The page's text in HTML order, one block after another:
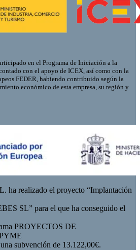
en el Programa de Iniciación a la
con el apoyo de ICEX, así como con la
FEDER, habiendo contribuido según la
económico de esta empresa, su región y
ha realizado el proyecto “Implantación
SL” para el que ha conseguido el
PROYECTOS DE
subvención de 13.122,00€.